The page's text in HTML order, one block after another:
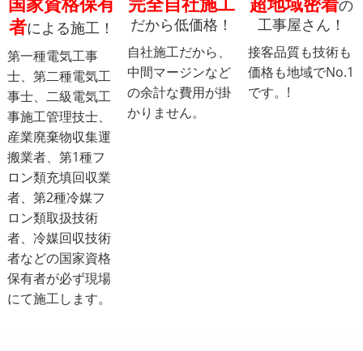
者による施工！
第一種電気工事
士、第二種電気工
事士、二級電気工
事施工管理技士、
産業廃棄物収集運
搬業者、第1種フ
ロン類充填回収業
者、第2種冷媒フ
ロン類取扱技術
者、冷媒回収技術
者などの国家資格
保有者が必ず現場
にて施工します。
だから低価格！
自社施工だから、
中間マージンなど
の余計な費用が掛
かりません。
の
工事屋さん！
接客品質も技術も
価格も地域でNo.1
です。!